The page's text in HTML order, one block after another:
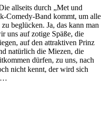
allseits durch „Met und
Comedy-Band kommt, um alle
beglücken. Ja, das kann man
uns auf zotige Späße, die
auf den attraktiven Prinz
natürlich die Miezen, die
dürfen, zu uns, nach
nicht kennt, der wird sich